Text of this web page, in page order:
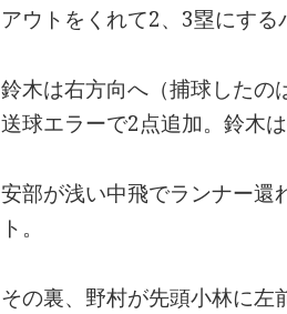
アウトをくれて2、3塁にする
鈴木は右方向へ（捕球したの
送球エラーで2点追加。鈴木
安部が浅い中飛でランナー還
ト。
その裏、野村が先頭小林に